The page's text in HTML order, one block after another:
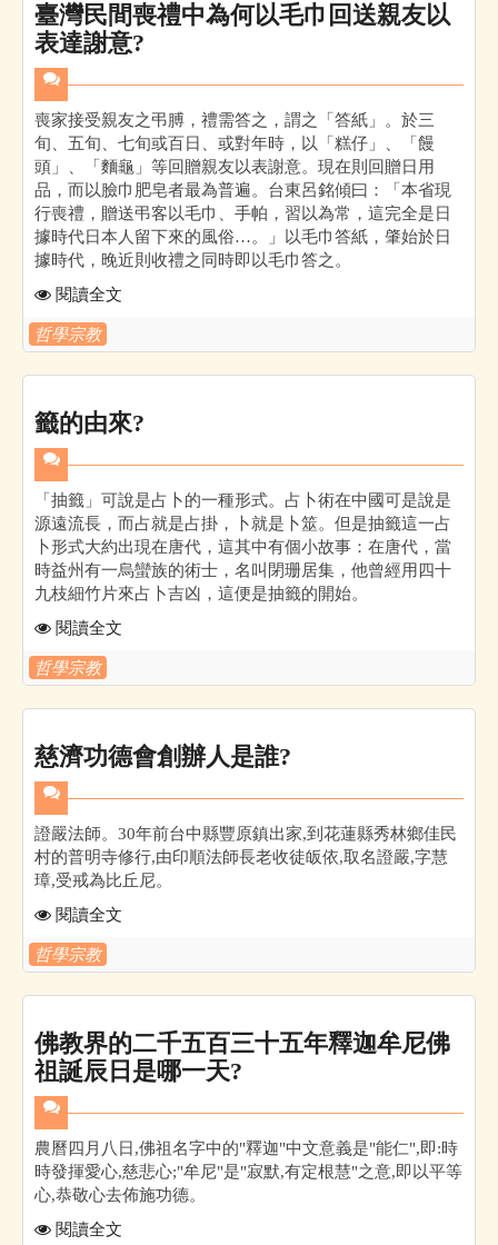
臺灣民間喪禮中為何以毛巾回送親友以
表達謝意?
喪家接受親友之弔膊，禮需答之，謂之「答紙」。於三
旬、五旬、七旬或百日、或對年時，以「糕仔」、「饅
頭」、「麵龜」等回贈親友以表謝意。現在則回贈日用
品，而以臉巾肥皂者最為普遍。台東呂銘傾曰：「本省現
行喪禮，贈送弔客以毛巾、手帕，習以為常，這完全是日
據時代日本人留下來的風俗…。」以毛巾答紙，肇始於日
據時代，晚近則收禮之同時即以毛巾答之。
閱讀全文
哲學宗教
籤的由來?
「抽籤」可說是占卜的一種形式。占卜術在中國可是說是
源遠流長，而占就是占掛，卜就是卜筮。但是抽籤這一占
卜形式大約出現在唐代，這其中有個小故事：在唐代，當
時益州有一烏蠻族的術士，名叫閉珊居集，他曾經用四十
九枝細竹片來占卜吉凶，這便是抽籤的開始。
閱讀全文
哲學宗教
慈濟功德會創辦人是誰?
證嚴法師。30年前台中縣豐原鎮出家,到花蓮縣秀林鄉佳民
村的普明寺修行,由印順法師長老收徒皈依,取名證嚴,字慧
璋,受戒為比丘尼。
閱讀全文
哲學宗教
佛教界的二千五百三十五年釋迦牟尼佛
祖誕辰日是哪一天?
農曆四月八日,佛祖名字中的"釋迦"中文意義是"能仁",即:時
時發揮愛心,慈悲心;"牟尼"是"寂默,有定根慧"之意,即以平等
心,恭敬心去佈施功德。
閱讀全文